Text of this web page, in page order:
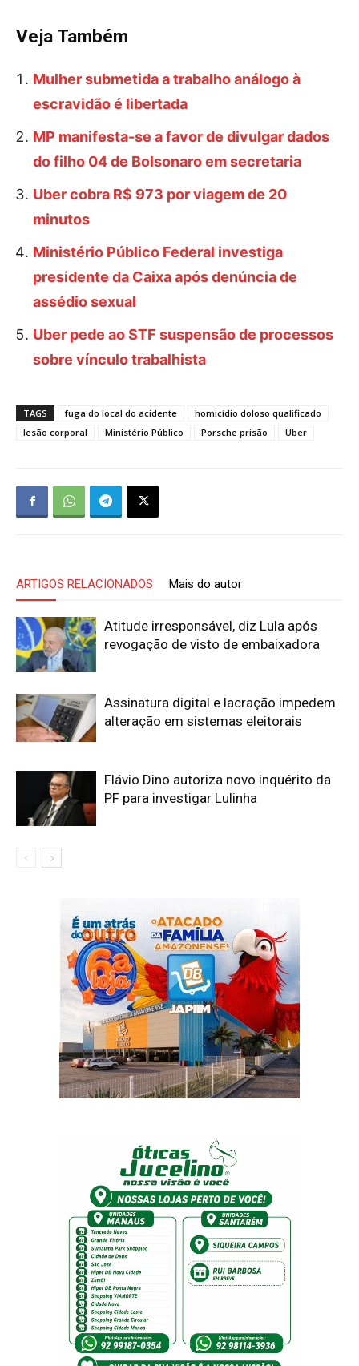
Veja Também
Mulher submetida a trabalho análogo à
escravidão é libertada
MP manifesta-se a favor de divulgar dados
do filho 04 de Bolsonaro em secretaria
Uber cobra R$ 973 por viagem de 20
minutos
Ministério Público Federal investiga
presidente da Caixa após denúncia de
assédio sexual
Uber pede ao STF suspensão de processos
sobre vínculo trabalhista
TAGS fuga do local do acidente
homicídio doloso qualificado
lesão corporal
Ministério Público Porsche prisão Uber
ARTIGOS RELACIONADOS Mais do autor
Atitude irresponsável, diz Lula após
revogação de visto de embaixadora
Assinatura digital e lacração impedem
alteração em sistemas eleitorais
Flávio Dino autoriza novo inquérito da
PF para investigar Lulinha